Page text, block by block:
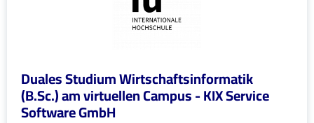
Duales Studium Wirtschaftsinformatik
(B.Sc.) am virtuellen Campus - KIX Service
Software GmbH